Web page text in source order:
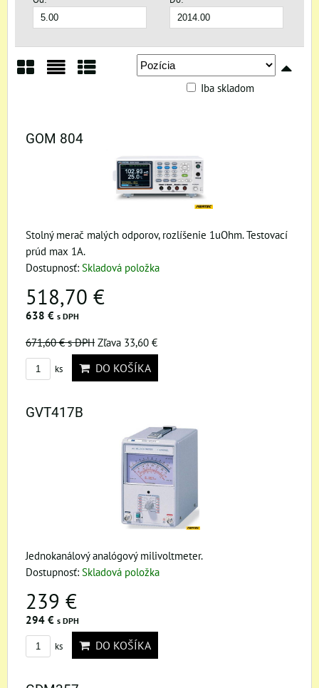
Iba skladom
GOM 804
Stolný merač malých odporov, rozlíšenie 1uOhm. Testovací
prúd max 1A.
Dostupnosť: Skladová položka
518,70 €
638 € s DPH
671,60 €s DPH Zľava 33,60 €
ks DO KOŠÍKA
GVT417B
Jednokanálový analógový milivoltmeter.
Dostupnosť: Skladová položka
239 €
294 € s DPH
ks DO KOŠÍKA